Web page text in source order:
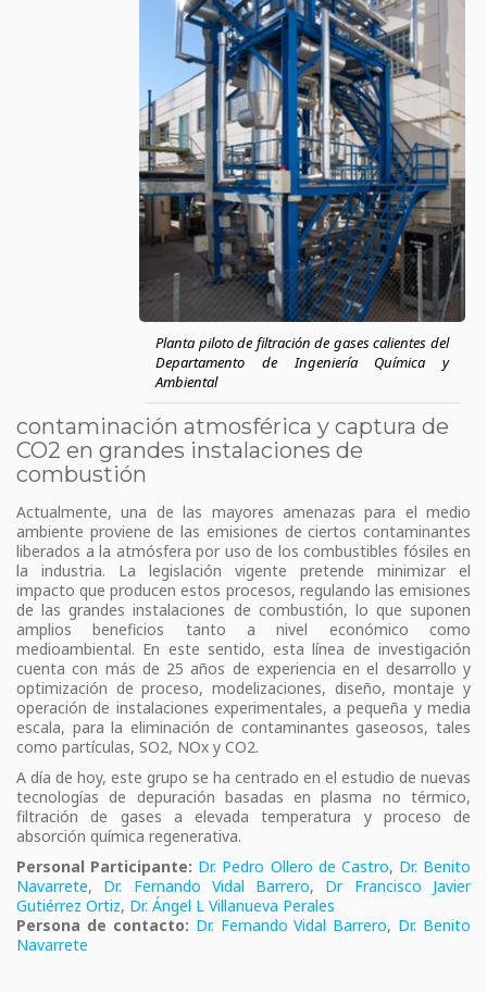
Planta piloto de filtración de gases calientes del
Departamento de Ingeniería Química y
Ambiental
contaminación atmosférica y captura de
CO2 en grandes instalaciones de
combustión
Actualmente, una de las mayores amenazas para el medio
ambiente proviene de las emisiones de ciertos contaminantes
liberados a la atmósfera por uso de los combustibles fósiles en
la industria. La legislación vigente pretende minimizar el
impacto que producen estos procesos, regulando las emisiones
de las grandes instalaciones de combustión, lo que suponen
amplios beneficios tanto a nivel económico como
medioambiental. En este sentido, esta línea de investigación
cuenta con más de 25 años de experiencia en el desarrollo y
optimización de proceso, modelizaciones, diseño, montaje y
operación de instalaciones experimentales, a pequeña y media
escala, para la eliminación de contaminantes gaseosos, tales
como partículas, SO2, NOx y CO2.
A día de hoy, este grupo se ha centrado en el estudio de nuevas
tecnologías de depuración basadas en plasma no térmico,
filtración de gases a elevada temperatura y proceso de
absorción química regenerativa.
Personal Participante: Dr. Pedro Ollero de Castro, Dr. Benito
Navarrete, Dr. Fernando Vidal Barrero, Dr Francisco Javier
Gutiérrez Ortiz, Dr. Ángel L Villanueva Perales
Persona de contacto: Dr. Fernando Vidal Barrero, Dr. Benito
Navarrete